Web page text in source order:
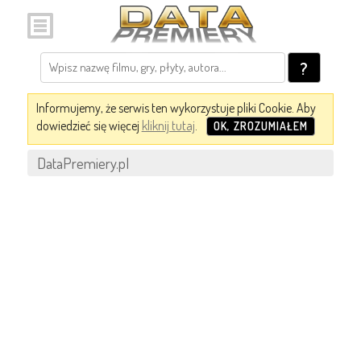
?
Informujemy, że serwis ten wykorzystuje pliki Cookie. Aby
dowiedzieć się więcej kliknij tutaj. OK, ZROZUMIAŁEM
DataPremiery.pl